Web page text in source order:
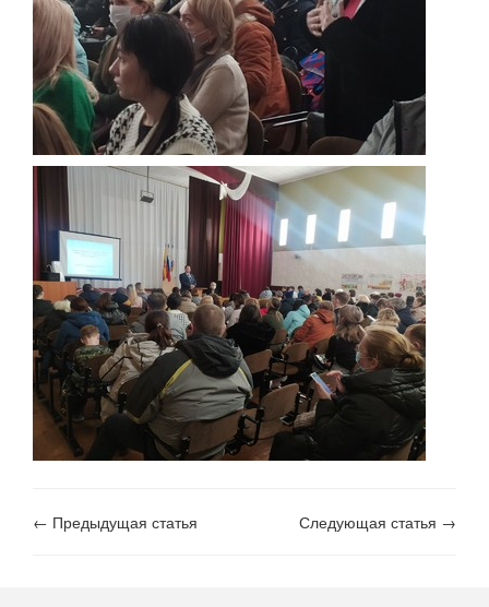
← Предыдущая статья Следующая статья →